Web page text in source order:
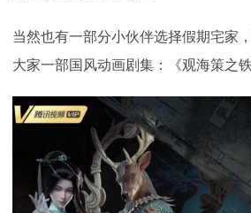
当然也有一部分小伙伴选择假期宅家
大家一部国风动画剧集：《观海策之铁